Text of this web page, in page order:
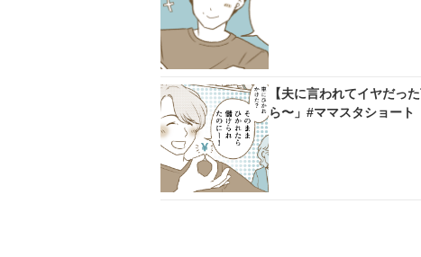
【夫に言われてイヤだっ
ら〜」#ママスタショート